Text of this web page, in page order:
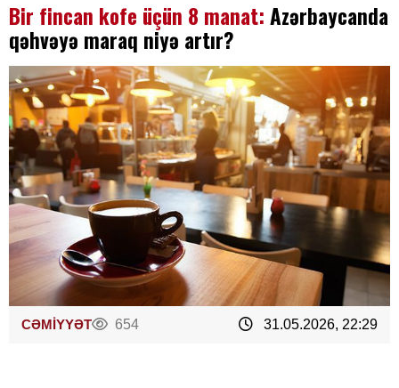
Bir fincan kofe üçün 8 manat: Azərbaycanda
qəhvəyə maraq niyə artır?
CƏMİYYƏT 654 31.05.2026, 22:29